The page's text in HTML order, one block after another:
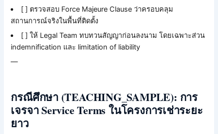
[ ] ตรวจสอบ Force Majeure Clause ว่าครอบคลุม
สถานการณ์จริงในพื้นที่ติดตั้ง
[ ] ให้ Legal Team ทบทวนสัญญาก่อนลงนาม โดยเฉพาะส่วน
indemnification และ limitation of liability
—
กรณีศึกษา (TEACHING_SAMPLE): การ
เจรจา Service Terms ในโครงการเช่าระยะ
ยาว